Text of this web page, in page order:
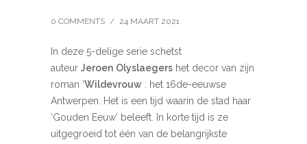
0 COMMENTS / 24 MAART 2021
In deze 5-delige serie schetst
auteur Jeroen Olyslaegers het decor van zijn
roman ‘Wildevrouw : het 16de-eeuwse
Antwerpen. Het is een tijd waarin de stad haar
‘Gouden Eeuw’ beleeft. In korte tijd is ze
uitgegroeid tot één van de belangrijkste